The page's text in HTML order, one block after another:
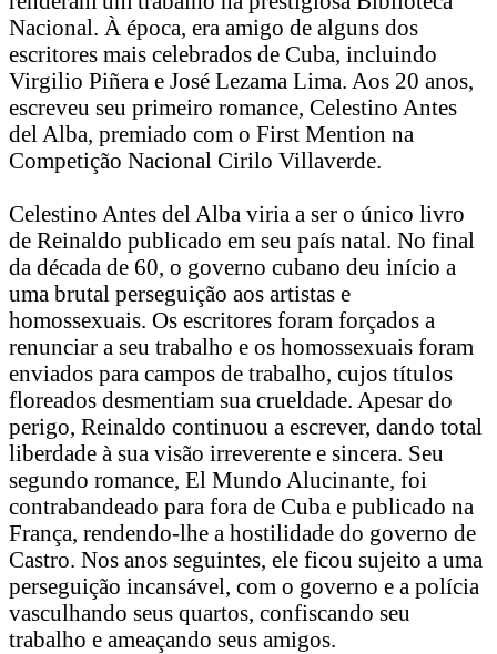
Nacional. À época, era amigo de alguns dos
escritores mais celebrados de Cuba, incluindo
Virgilio Piñera e José Lezama Lima. Aos 20 anos,
escreveu seu primeiro romance, Celestino Antes
del Alba, premiado com o First Mention na
Competição Nacional Cirilo Villaverde.
Celestino Antes del Alba viria a ser o único livro
de Reinaldo publicado em seu país natal. No final
da década de 60, o governo cubano deu início a
uma brutal perseguição aos artistas e
homossexuais. Os escritores foram forçados a
renunciar a seu trabalho e os homossexuais foram
enviados para campos de trabalho, cujos títulos
floreados desmentiam sua crueldade. Apesar do
perigo, Reinaldo continuou a escrever, dando total
liberdade à sua visão irreverente e sincera. Seu
segundo romance, El Mundo Alucinante, foi
contrabandeado para fora de Cuba e publicado na
França, rendendo-lhe a hostilidade do governo de
Castro. Nos anos seguintes, ele ficou sujeito a uma
perseguição incansável, com o governo e a polícia
vasculhando seus quartos, confiscando seu
trabalho e ameaçando seus amigos.